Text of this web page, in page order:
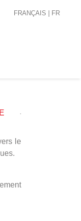
FRANÇAIS | FR
le